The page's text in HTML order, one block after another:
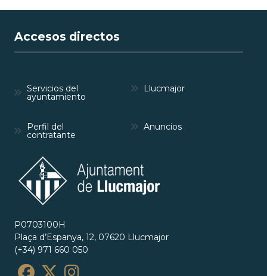
Accesos directos
Servicios del
ayuntamiento
Llucmajor
Perfil del
contratante
Anuncios
P0703100H
Plaça d’Espanya, 12, 07620 Llucmajor
(+34) 971 660 050